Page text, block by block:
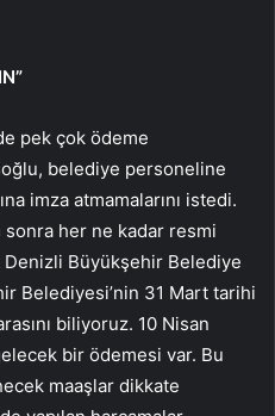
pek çok ödeme
belediye personeline
imza atmamalarını istedi.
her ne kadar resmi
Büyükşehir Belediye
Belediyesi’nin 31 Mart tarihi
biliyoruz. 10 Nisan
bir ödemesi var. Bu
maaşlar dikkate